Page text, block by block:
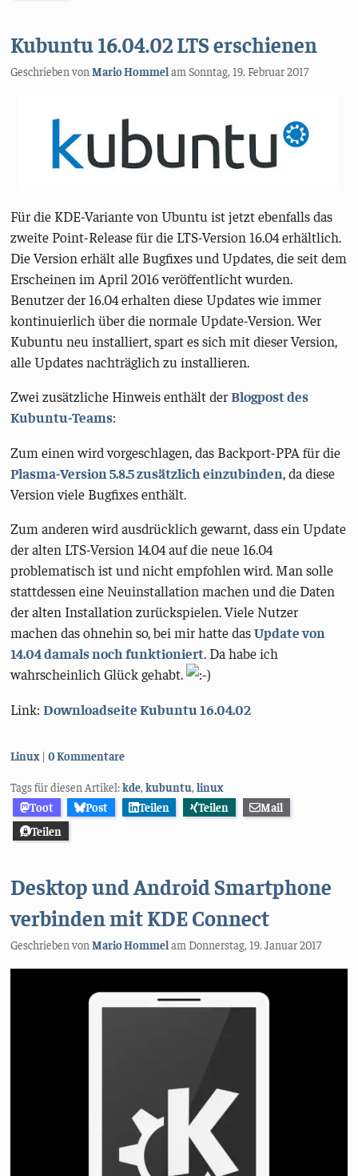
Kubuntu 16.04.02 LTS erschienen
Geschrieben vonMario HommelamSonntag, 19. Februar 2017
Für die KDE-Variante von Ubuntu ist jetzt ebenfalls das
zweite Point-Release für die LTS-Version 16.04 erhältlich.
Die Version erhält alle Bugfixes und Updates, die seit dem
Erscheinen im April 2016 veröffentlicht wurden.
Benutzer der 16.04 erhalten diese Updates wie immer
kontinuierlich über die normale Update-Version. Wer
Kubuntu neu installiert, spart es sich mit dieser Version,
alle Updates nachträglich zu installieren.
Zwei zusätzliche Hinweis enthält derBlogpost des
Kubuntu-Teams:
Zum einen wird vorgeschlagen, das Backport-PPA für die
Plasma-Version 5.8.5 zusätzlich einzubinden, da diese
Version viele Bugfixes enthält.
Zum anderen wird ausdrücklich gewarnt, dass ein Update
der alten LTS-Version 14.04 auf die neue 16.04
problematisch ist und nicht empfohlen wird. Man solle
stattdessen eine Neuinstallation machen und die Daten
der alten Installation zurückspielen. Viele Nutzer
machen das ohnehin so, bei mir hatte dasUpdate von
14.04 damals noch funktioniert. Da habe ich
wahrscheinlich Glück gehabt.
Link:Downloadseite Kubuntu 16.04.02
Kategorien:
Linux 0 Kommentare
Tags für diesen Artikel:kde,kubuntu,linux
Toot
Post Teilen Teilen
Mail
Teilen
Desktop und Android Smartphone
verbinden mit KDE Connect
Geschrieben vonMario HommelamDonnerstag, 19. Januar 2017